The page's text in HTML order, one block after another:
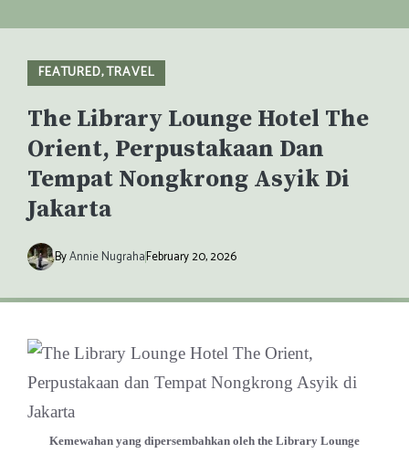
FEATURED,TRAVEL
The Library Lounge Hotel The
Orient, Perpustakaan Dan
Tempat Nongkrong Asyik Di
Jakarta
ByAnnie NugrahaFebruary 20, 2026
Kemewahan yang dipersembahkan oleh the Library Lounge